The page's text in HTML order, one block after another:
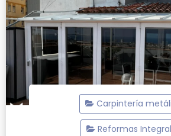
Carpintería
Reformas